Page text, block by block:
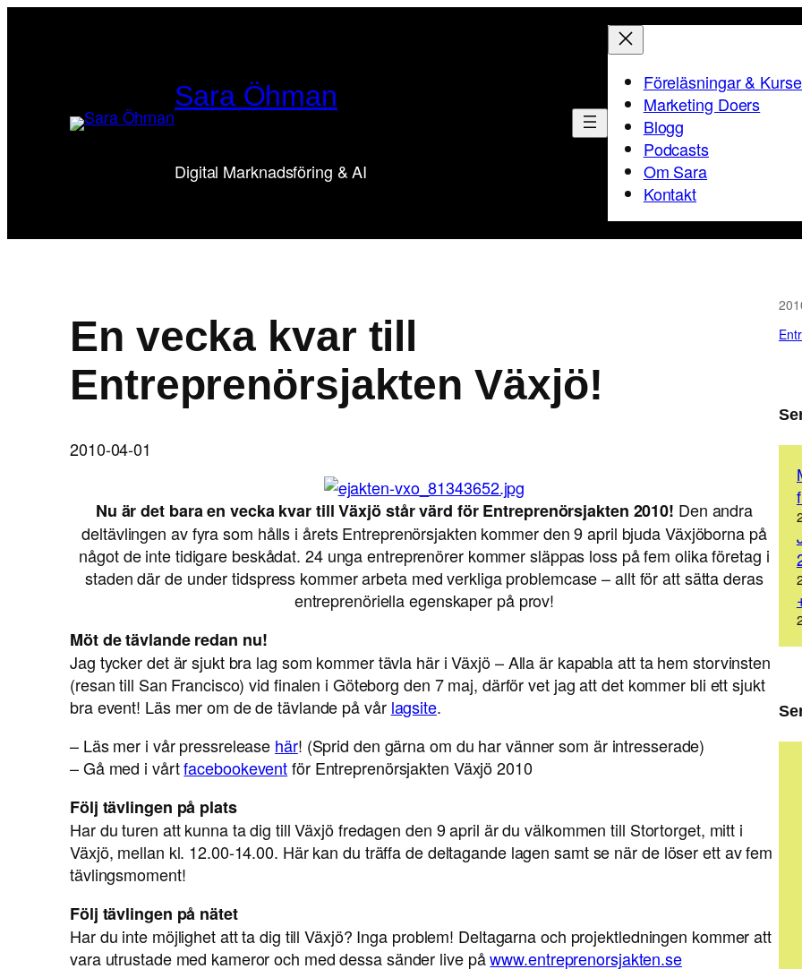
Sara Öhman
Digital Marknadsföring & AI
Föreläsningar &
Marketing Doers
Blogg
Podcasts
Om Sara
Kontakt
En vecka kvar till
Entreprenörsjakten Växjö!
2010-04-01
Nu är det bara en vecka kvar till Växjö står värd för Entreprenörsjakten 2010! Den andra
deltävlingen av fyra som hålls i årets Entreprenörsjakten kommer den 9 april bjuda Växjöborna på
något de inte tidigare beskådat. 24 unga entreprenörer kommer släppas loss på fem olika företag i
staden där de under tidspress kommer arbeta med verkliga problemcase – allt för att sätta deras
entreprenöriella egenskaper på prov!
Möt de tävlande redan nu!
Jag tycker det är sjukt bra lag som kommer tävla här i Växjö – Alla är kapabla att ta hem storvinsten
(resan till San Francisco) vid finalen i Göteborg den 7 maj, därför vet jag att det kommer bli ett sjukt
bra event! Läs mer om de de tävlande på vår lagsite.
– Läs mer i vår pressrelease här! (Sprid den gärna om du har vänner som är intresserade)
– Gå med i vårtfacebookeventför Entreprenörsjakten Växjö 2010
Följ tävlingen på plats
Har du turen att kunna ta dig till Växjö fredagen den 9 april är du välkommen till Stortorget, mitt i
Växjö, mellan kl. 12.00-14.00. Här kan du träffa de deltagande lagen samt se när de löser ett av fem
tävlingsmoment!
Följ tävlingen på nätet
Har du inte möjlighet att ta dig till Växjö? Inga problem! Deltagarna och projektledningen kommer att
vara utrustade med kameror och med dessa sänder live påwww.entreprenorsjakten.se